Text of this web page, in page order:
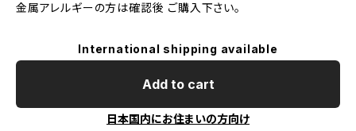
金属アレルギーの方は確認後 ご購入下さい。
International shipping available
Add to cart
日本国内にお住まいの方向け